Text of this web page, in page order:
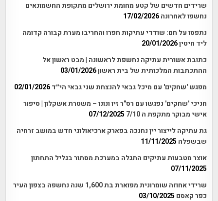
שרידים חדשים של קטע מחומת ירושלים מתקופת החשמונאים
נחשפו לאחרונה 17/02/2026
נתפסו על חם: שודדי עתיקות חפרו והחריבו מערת קבורה קדומה
ליד חיטין20/01/2026
כתובת אשורית עתיקה נחשפת לראשונה | מבט ראשון אל
ההתכתבות המלכותית של בית ראשון03/01/2026
מפגש 'שחקים' עם מיכל גבאי להנצחת שני גבאי הי״ד 02/01/2026
חניכי 'שחקים' נפגשו עם רס"ר זיו ונונו – משטרת אשקלון | סיפור
אישי מבוקר מתקפת ה 7/10
07/12/2025
גת עתיקה לייצור יין נחנכה בפארק ארכיאולוגי חדש במושב זרחיה
שבשפלה 11/11/2025
אוצר מטבעות עתיקים התגלה במערכת מסתור בגליל התחתון
07/11/2025
שרידי אחוזה שומרונית מפוארת בת 1,600 שנה נחשפה בצפון העיר
כפר קאסם 03/10/2025